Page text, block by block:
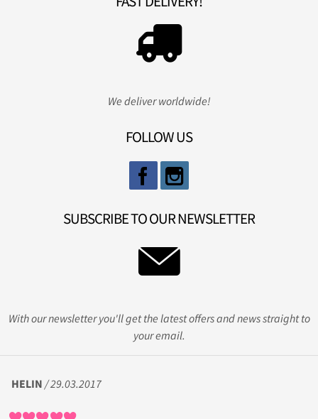
We deliver worldwide!
FOLLOW US
SUBSCRIBE TO OUR NEWSLETTER
With our newsletter you'll get the latest offers and news straight to
your email.
HELIN / 29.03.2017